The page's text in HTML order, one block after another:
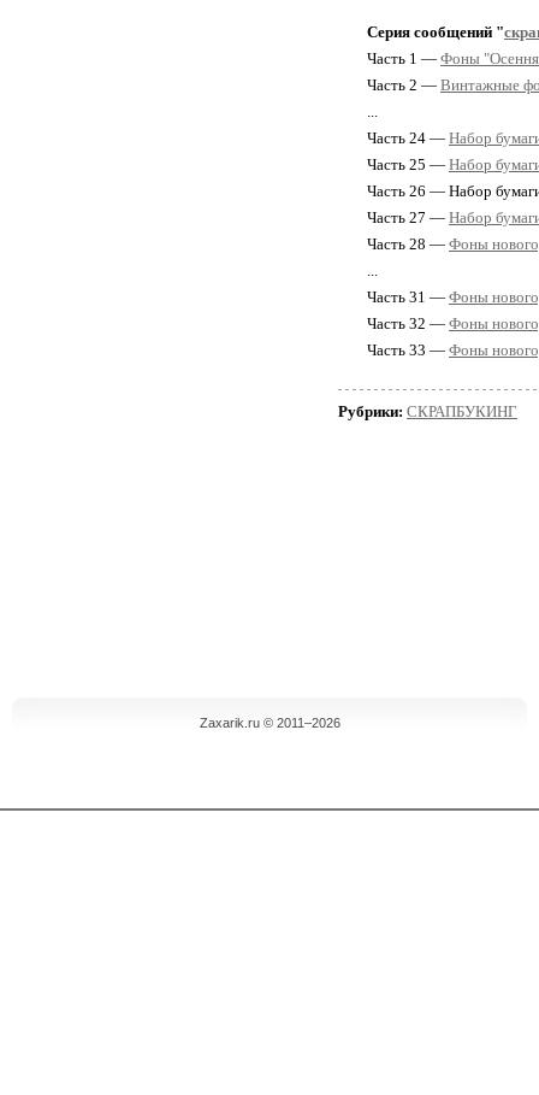
Серия сообщений "
Часть 1 — Фоны
Часть 2 — Винтажные
...
Часть 24 — Набор
Часть 25 — Набор
Часть 26 — Набор
Часть 27 — Набор
Часть 28 — Фоны
...
Часть 31 — Фоны
Часть 32 — Фоны
Часть 33 — Фоны
Рубрики: СКРАПБУКИНГ
Zaxarik.ru © 2011–2026